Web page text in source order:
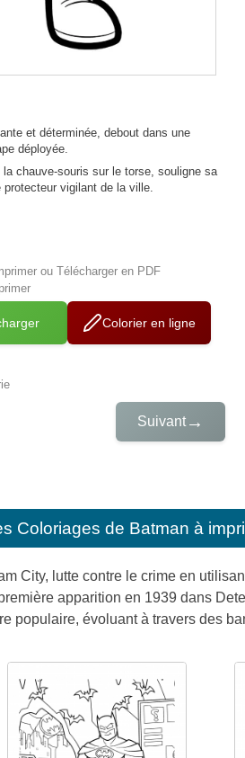
et déterminée, debout dans une
déployée.
chauve-souris sur le torse, souligne sa
vigilant de la ville.
ou Télécharger en PDF
Colorier en ligne
Suivant→
Coloriages de Batman à
City, lutte contre le crime en
apparition en 1939 dans
populaire, évoluant à travers des